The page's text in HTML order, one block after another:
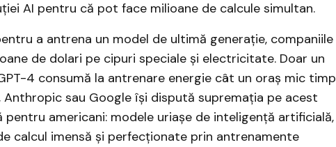
AI pentru că pot face milioane de calcule simultan.
a antrena un model de ultimă generație, companiile
de dolari pe cipuri speciale și electricitate. Doar un
4 consumă la antrenare energie cât un oraș mic timp
Anthropic sau Google își dispută supremația pe acest
pentru americani: modele uriașe de inteligență artificială,
calcul imensă și perfecționate prin antrenamente